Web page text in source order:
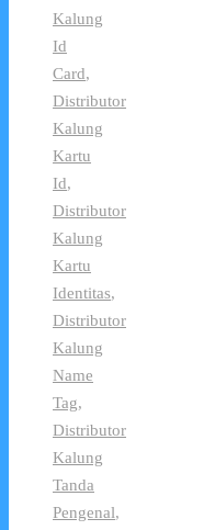
Kalung
Id
Card,
Distributor
Kalung
Kartu
Id,
Distributor
Kalung
Kartu
Identitas,
Distributor
Kalung
Name
Tag,
Distributor
Kalung
Tanda
Pengenal,